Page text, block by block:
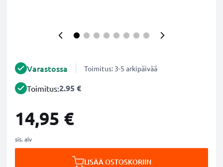
Varastossa Toimitus: 3-5 arkipäivää
Toimitus:2.95 €
14,95 €
sis. alv
LISÄÄ OSTOSKORIIN